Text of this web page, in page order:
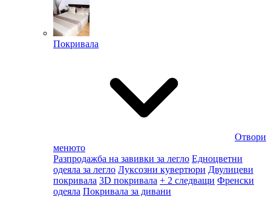
Покривала
Отвори
менюто
Разпродажба на завивки за легло Едноцветни
одеяла за легло Луксозни кувертюри Двулицеви
покривала 3D покривала + 2 следващи Френски
одеяла Покривала за дивани